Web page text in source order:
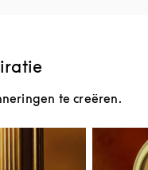
te creëren.